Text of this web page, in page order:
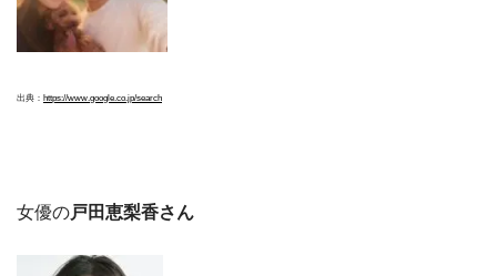
出典： https://www.google.co.jp/search
女優の戸田恵梨香さん